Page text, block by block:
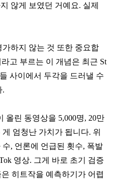
않게 보였던 거예요. 실제
하지 않는 것 또한 중요합
고 부르는 이 개념은 최근 St
사이에서 두각을 드러낼 수
.
올린 동영상을 5,000명, 20만
엄청난 가치가 됩니다. 위
, 언론에 언급된 횟수, 폭발
영상. 그게 바로 초기 검증
히트작을 예측하기가 어렵